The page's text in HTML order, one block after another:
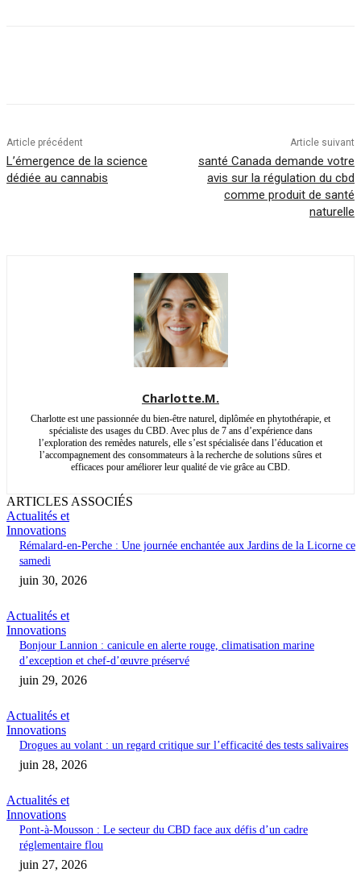
Article précédent
L’émergence de la science
dédiée au cannabis
Article suivant
santé Canada demande votre
avis sur la régulation du cbd
comme produit de santé
naturelle
Charlotte.M.
Charlotte est une passionnée du bien-être naturel, diplômée en phytothérapie, et
spécialiste des usages du CBD. Avec plus de 7 ans d’expérience dans
l’exploration des remèdes naturels, elle s’est spécialisée dans l’éducation et
l’accompagnement des consommateurs à la recherche de solutions sûres et
efficaces pour améliorer leur qualité de vie grâce au CBD.
ARTICLES ASSOCIÉS
Actualités et
Innovations
Rémalard-en-Perche : Une journée enchantée aux Jardins de la Licorne ce
samedi
juin 30, 2026
Actualités et
Innovations
Bonjour Lannion : canicule en alerte rouge, climatisation marine
d’exception et chef-d’œuvre préservé
juin 29, 2026
Actualités et
Innovations
Drogues au volant : un regard critique sur l’efficacité des tests salivaires
juin 28, 2026
Actualités et
Innovations
Pont-à-Mousson : Le secteur du CBD face aux défis d’un cadre
réglementaire flou
juin 27, 2026